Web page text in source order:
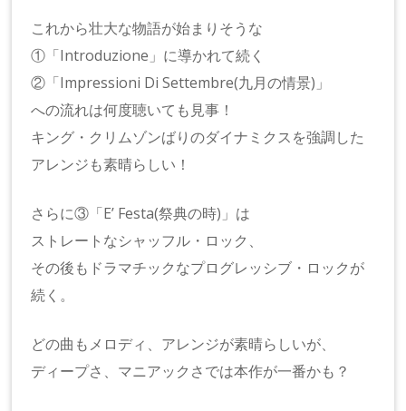
これから壮大な物語が始まりそうな
①「Introduzione」に導かれて続く
②「Impressioni Di Settembre(九月の情景)」
への流れは何度聴いても見事！
キング・クリムゾンばりのダイナミクスを強調した
アレンジも素晴らしい！
さらに③「E’ Festa(祭典の時)」は
ストレートなシャッフル・ロック、
その後もドラマチックなプログレッシブ・ロックが
続く。
どの曲もメロディ、アレンジが素晴らしいが、
ディープさ、マニアックさでは本作が一番かも？